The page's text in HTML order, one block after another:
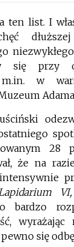
ten list. I
się przy
w
28
że na
Lapidarium VI,
bardzo
się